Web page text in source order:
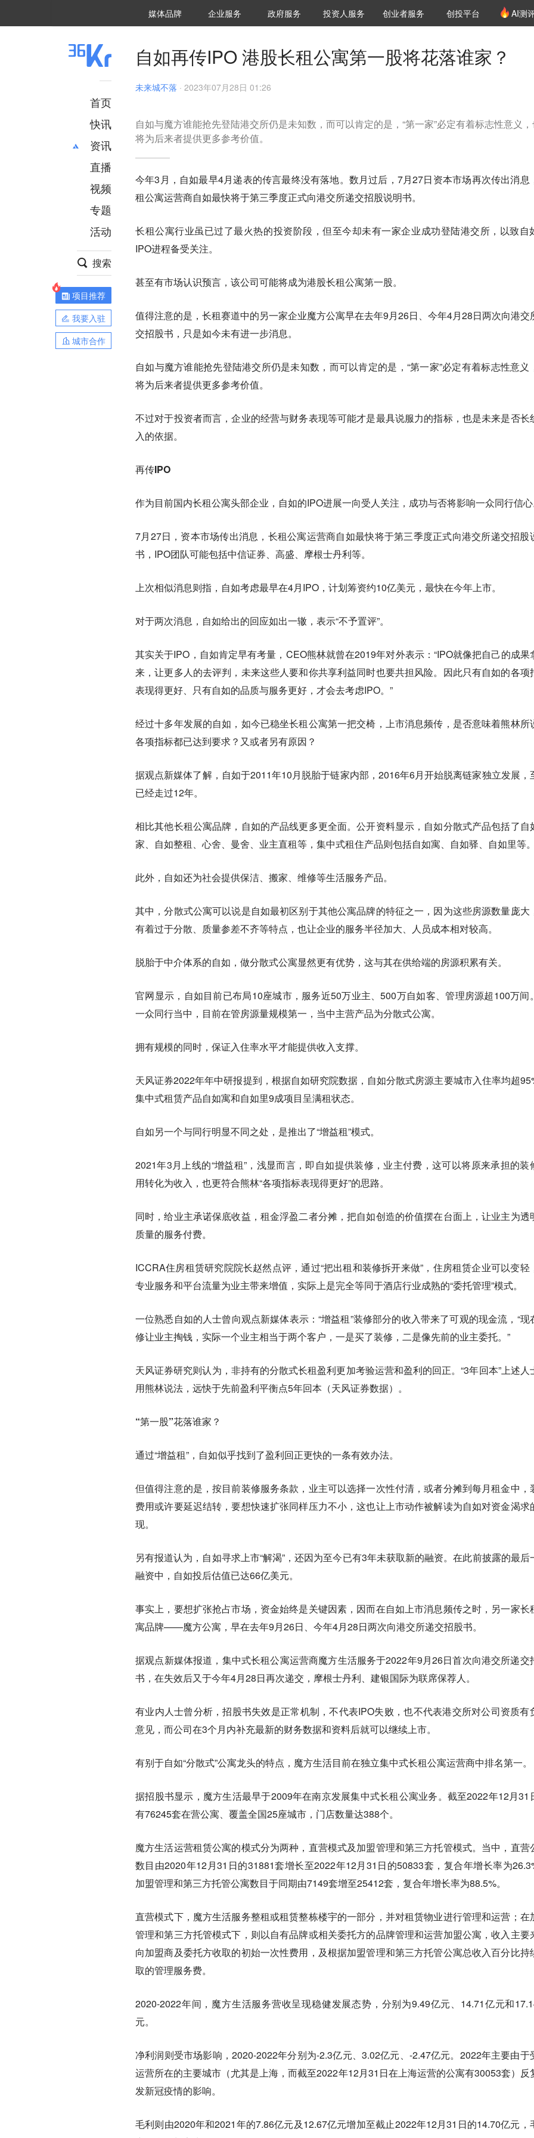
媒体品牌 36Kr研究院
企业服务 城市之窗
政府服务 VClub投资机构库
投资机构职位推介
投资人服务 创投氪堂
创业者服务 创投平台 AI测
首页
快讯
资讯
推荐
财经
项目推荐
安徽
直播
视频
专题
活动
搜索
项目推荐
我要入驻
城市合作
自如再传IPO 港股长租公寓第一股将花落谁家？
未来城不落 · 2023年07月28日 01:26
自如与魔方谁能抢先登陆港交所仍是未知数，而可以肯定的是，“第一家”必定有着标志性意义
将为后来者提供更多参考价值。
今年3月，自如最早4月递表的传言最终没有落地。数月过后，7月27日资本市场再次传出消息
租公寓运营商自如最快将于第三季度正式向港交所递交招股说明书。
长租公寓行业虽已过了最火热的投资阶段，但至今却未有一家企业成功登陆港交所，以致自
IPO进程备受关注。
甚至有市场认识预言，该公司可能将成为港股长租公寓第一股。
值得注意的是，长租赛道中的另一家企业魔方公寓早在去年9月26日、今年4月28日两次向港交
交招股书，只是如今未有进一步消息。
自如与魔方谁能抢先登陆港交所仍是未知数，而可以肯定的是，“第一家”必定有着标志性意义
将为后来者提供更多参考价值。
不过对于投资者而言，企业的经营与财务表现等可能才是最具说服力的指标，也是未来是否长
入的依据。
再传IPO
作为目前国内长租公寓头部企业，自如的IPO进展一向受人关注，成功与否将影响一众同行信心
7月27日，资本市场传出消息，长租公寓运营商自如最快将于第三季度正式向港交所递交招股
书，IPO团队可能包括中信证券、高盛、摩根士丹利等。
上次相似消息则指，自如考虑最早在4月IPO，计划筹资约10亿美元，最快在今年上市。
对于两次消息，自如给出的回应如出一辙，表示“不予置评”。
其实关于IPO，自如肯定早有考量，CEO熊林就曾在2019年对外表示：“IPO就像把自己的成果
来，让更多人的去评判，未来这些人要和你共享利益同时也要共担风险。因此只有自如的各项
表现得更好、只有自如的品质与服务更好，才会去考虑IPO。”
经过十多年发展的自如，如今已稳坐长租公寓第一把交椅，上市消息频传，是否意味着熊林所
各项指标都已达到要求？又或者另有原因？
据观点新媒体了解，自如于2011年10月脱胎于链家内部，2016年6月开始脱离链家独立发展，
已经走过12年。
相比其他长租公寓品牌，自如的产品线更多更全面。公开资料显示，自如分散式产品包括了自
家、自如整租、心舍、曼舍、业主直租等，集中式租住产品则包括自如寓、自如驿、自如里等。
此外，自如还为社会提供保洁、搬家、维修等生活服务产品。
其中，分散式公寓可以说是自如最初区别于其他公寓品牌的特征之一，因为这些房源数量庞大
有着过于分散、质量参差不齐等特点，也让企业的服务半径加大、人员成本相对较高。
脱胎于中介体系的自如，做分散式公寓显然更有优势，这与其在供给端的房源积累有关。
官网显示，自如目前已布局10座城市，服务近50万业主、500万自如客、管理房源超100万间
一众同行当中，目前在管房源量规模第一，当中主营产品为分散式公寓。
拥有规模的同时，保证入住率水平才能提供收入支撑。
天风证券2022年年中研报提到，根据自如研究院数据，自如分散式房源主要城市入住率均超
集中式租赁产品自如寓和自如里9成项目呈满租状态。
自如另一个与同行明显不同之处，是推出了“增益租”模式。
2021年3月上线的“增益租”，浅显而言，即自如提供装修，业主付费，这可以将原来承担的装
用转化为收入，也更符合熊林“各项指标表现得更好”的思路。
同时，给业主承诺保底收益，租金浮盈二者分摊，把自如创造的价值摆在台面上，让业主为透
质量的服务付费。
ICCRA住房租赁研究院院长赵然点评，通过“把出租和装修拆开来做”，住房租赁企业可以变轻
专业服务和平台流量为业主带来增值，实际上是完全等同于酒店行业成熟的“委托管理”模式。
一位熟悉自如的人士曾向观点新媒体表示：“增益租”装修部分的收入带来了可观的现金流，“现
修让业主掏钱，实际一个业主相当于两个客户，一是买了装修，二是像先前的业主委托。”
天风证券研究则认为，非持有的分散式长租盈利更加考验运营和盈利的回正。“3年回本”上述人
用熊林说法，远快于先前盈利平衡点5年回本（天风证券数据）。
“第一股”花落谁家？
通过“增益租”，自如似乎找到了盈利回正更快的一条有效办法。
但值得注意的是，按目前装修服务条款，业主可以选择一次性付清，或者分摊到每月租金中，
费用或许要延迟结转，要想快速扩张同样压力不小，这也让上市动作被解读为自如对资金渴求
现。
另有报道认为，自如寻求上市“解渴”，还因为至今已有3年未获取新的融资。在此前披露的最后
融资中，自如投后估值已达66亿美元。
事实上，要想扩张抢占市场，资金始终是关键因素，因而在自如上市消息频传之时，另一家长
寓品牌——魔方公寓，早在去年9月26日、今年4月28日两次向港交所递交招股书。
据观点新媒体报道，集中式长租公寓运营商魔方生活服务于2022年9月26日首次向港交所递交
书，在失效后又于今年4月28日再次递交，摩根士丹利、建银国际为联席保荐人。
有业内人士曾分析，招股书失效是正常机制，不代表IPO失败，也不代表港交所对公司资质有
意见，而公司在3个月内补充最新的财务数据和资料后就可以继续上市。
有别于自如“分散式”公寓龙头的特点，魔方生活目前在独立集中式长租公寓运营商中排名第一。
据招股书显示，魔方生活最早于2009年在南京发展集中式长租公寓业务。截至2022年12月31
有76245套在营公寓、覆盖全国25座城市，门店数量达388个。
魔方生活运营租赁公寓的模式分为两种，直营模式及加盟管理和第三方托管模式。当中，直营
数目由2020年12月31日的31881套增长至2022年12月31日的50833套，复合年增长率为
加盟管理和第三方托管公寓数目于同期由7149套增至25412套，复合年增长率为88.5%。
直营模式下，魔方生活服务整租或租赁整栋楼宇的一部分，并对租赁物业进行管理和运营；在
管理和第三方托管模式下，则以自有品牌或相关委托方的品牌管理和运营加盟公寓，收入主要
向加盟商及委托方收取的初始一次性费用，及根据加盟管理和第三方托管公寓总收入百分比持
取的管理服务费。
2020-2022年间，魔方生活服务营收呈现稳健发展态势，分别为9.49亿元、14.71亿元和
元。
净利润则受市场影响，2020-2022年分别为-2.3亿元、3.02亿元、-2.47亿元。2022年主要由于
运营所在的主要城市（尤其是上海，而截至2022年12月31日在上海运营的公寓有30053套）反
发新冠疫情的影响。
毛利则由2020年和2021年的7.86亿元及12.67亿元增加至截止2022年12月31日的14.70亿元，